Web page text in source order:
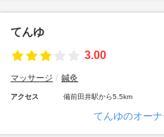
てんゆ
3.00
マッサージ 鍼灸
アクセス 備前田井駅から5.5km
てんゆのオー